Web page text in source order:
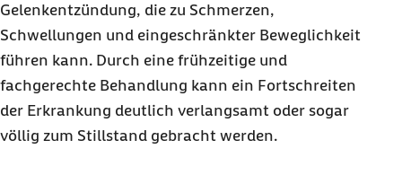
Gelenkentzündung, die zu Schmerzen,
Schwellungen und eingeschränkter Beweglichkeit
führen kann. Durch eine frühzeitige und
fachgerechte Behandlung kann ein Fortschreiten
der Erkrankung deutlich verlangsamt oder sogar
völlig zum Stillstand gebracht werden.